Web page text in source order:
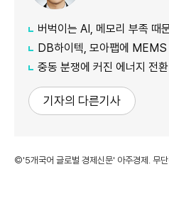
버벅이는 AI, 메모리 부족 때문…SK
DB하이텍, 모아팹에 MEMS 장비
중동 분쟁에 커진 에너지 전환 수요…
기자의 다른기사
©'5개국어 글로벌 경제신문' 아주경제. 무단